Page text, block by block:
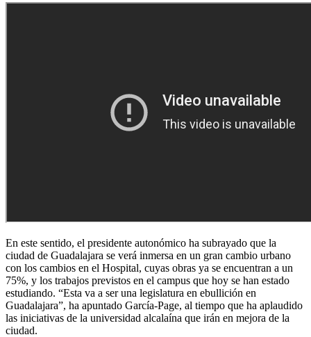
En este sentido, el presidente autonómico ha subrayado que la
ciudad de Guadalajara se verá inmersa en un gran cambio urbano
con los cambios en el Hospital, cuyas obras ya se encuentran a un
75%, y los trabajos previstos en el campus que hoy se han estado
estudiando. “Esta va a ser una legislatura en ebullición en
Guadalajara”, ha apuntado García-Page, al tiempo que ha aplaudido
las iniciativas de la universidad alcalaína que irán en mejora de la
ciudad.